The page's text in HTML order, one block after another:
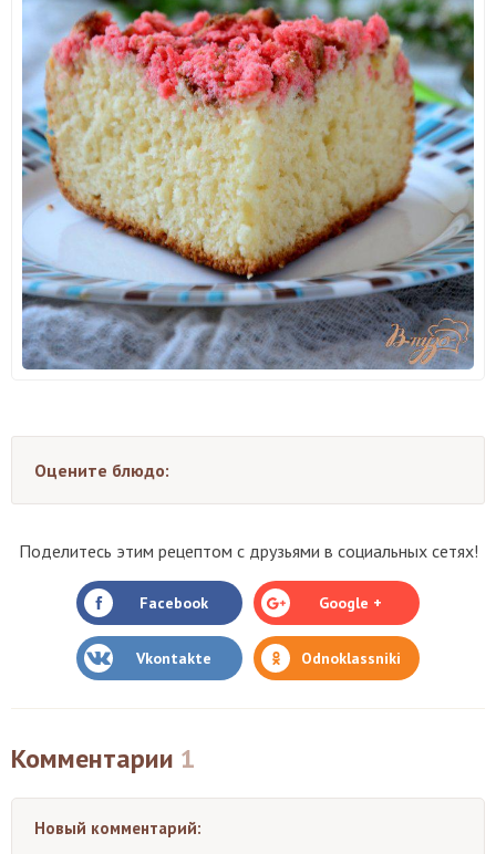
Оцените блюдо:
Поделитесь этим рецептом с друзьями в социальных сетях!
Facebook Google +
Vkontakte Odnoklassniki
Комментарии 1
Новый комментарий: